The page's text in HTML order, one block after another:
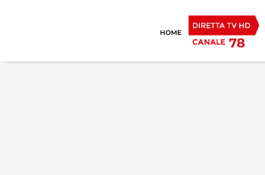
HOME